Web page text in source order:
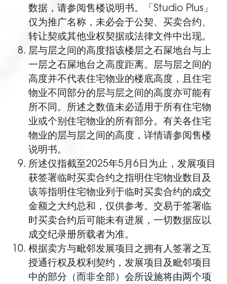
数据，请参阅售楼说明书。「Studio Plus」
仅为推广名称，未必会于公契、买卖合约、
转让契或其他业权契据或法律文件中出现。
层与层之间的高度指该楼层之石屎地台与上
一层之石屎地台之高度距离。层与层之间的
高度并不代表住宅物业的楼底高度，且住宅
物业不同部分的层与层之间的高度亦可能有
所不同。所述之数值未必适用于所有住宅物
业或个别住宅物业的所有部分。有关各住宅
物业的层与层之间的高度，详情请参阅售楼
说明书。
所述仅指截至2025年5月6日为止，发展项目
获签署临时买卖合约之指明住宅物业数目及
该等指明住宅物业列于临时买卖合约的成交
金额之大约总和，仅供参考。交易于签署临
时买卖合约后可能未有进展，一切数据应以
成交纪录册所载者为准。
根据卖方与毗邻发展项目之拥有人签署之互
授通行权及权利契约，发展项目及毗邻项目
中的部分（而非全部）会所设施将由两个项